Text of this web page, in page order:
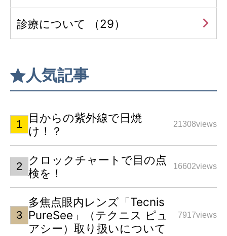
診療について （29）
人気記事
目からの紫外線で日焼
け！？
21308views
クロックチャートで目の点
検を！
16602views
多焦点眼内レンズ「Tecnis
PureSee」（テクニス ピュ
アシー）取り扱いについて
7917views